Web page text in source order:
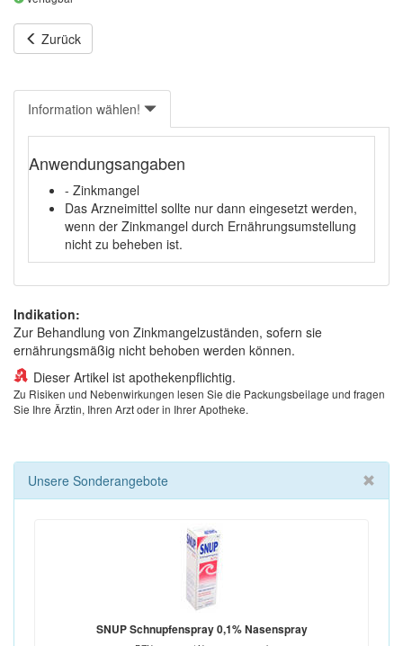
Zurück
Information wählen!
Anwendungsangaben
- Zinkmangel
Das Arzneimittel sollte nur dann eingesetzt werden,
wenn der Zinkmangel durch Ernährungsumstellung
nicht zu beheben ist.
Indikation:
Zur Behandlung von Zinkmangelzuständen, sofern sie
ernährungsmäßig nicht behoben werden können.
Dieser Artikel ist apothekenpflichtig.
Zu Risiken und Nebenwirkungen lesen Sie die Packungsbeilage und fragen
Sie Ihre Ärztin, Ihren Arzt oder in Ihrer Apotheke.
Unsere Sonderangebote
SNUP Schnupfenspray 0,1% Nasenspray